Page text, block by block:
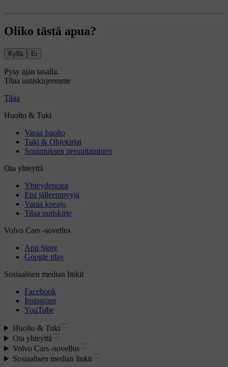
Oliko tästä apua?
Kyllä Ei